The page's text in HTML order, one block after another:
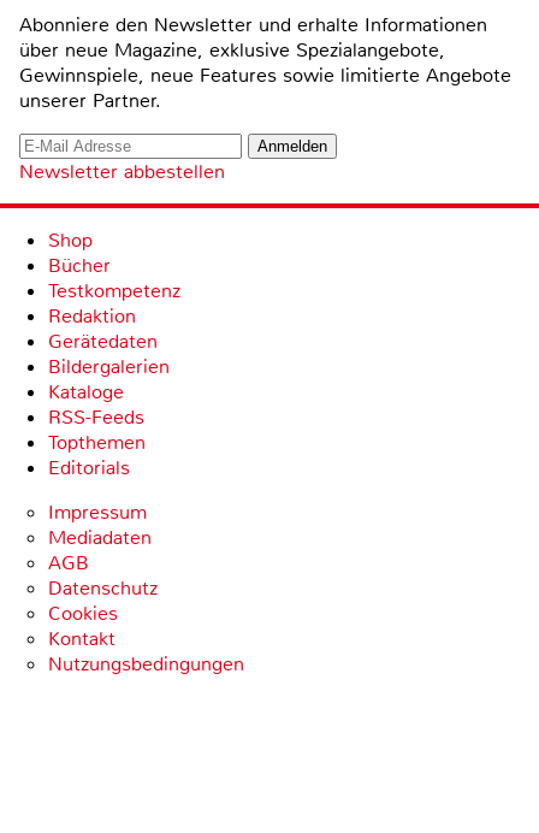
Abonniere den Newsletter und erhalte Informationen
über neue Magazine, exklusive Spezialangebote,
Gewinnspiele, neue Features sowie limitierte Angebote
unserer Partner.
Newsletter abbestellen
Shop
Bücher
Testkompetenz
Redaktion
Gerätedaten
Bildergalerien
Kataloge
RSS-Feeds
Topthemen
Editorials
Impressum
Mediadaten
AGB
Datenschutz
Cookies
Kontakt
Nutzungsbedingungen